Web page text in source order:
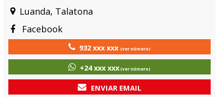
Luanda, Talatona
Facebook
932 xxx xxx(ver número)
+24 xxx xxx(ver número)
ENVIAR EMAIL